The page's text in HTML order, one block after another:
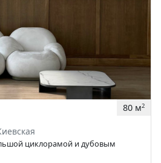
80 м2
циклорамой и дубовым